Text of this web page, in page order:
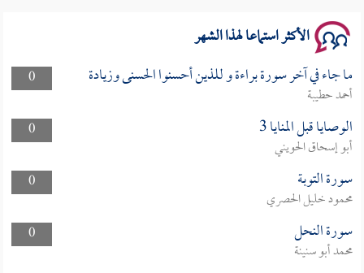
الأكثر استماعا لهذا الشهر
0 ما جاء في آخر سورة براءة و للذين أحسنوا الحسنى وزيادة
أحمد حطيبة
0
الوصايا قبل المنايا 3
أبو إسحاق الحويني
0
سورة التوبة
محمود خليل الحصري
0
سورة النحل
محمد أبو سنينة